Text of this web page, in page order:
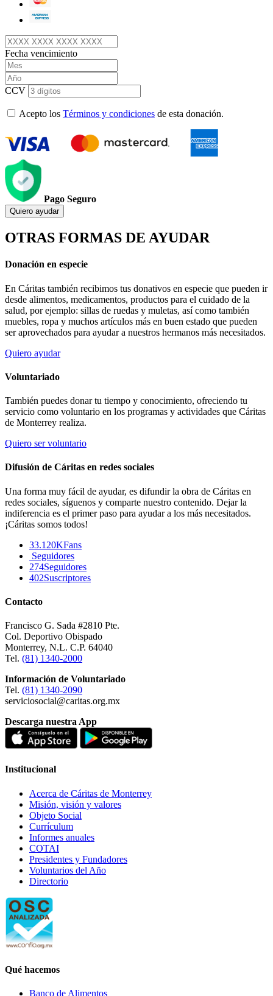
Fecha vencimiento
CCV
Acepto los Términos y condiciones de esta donación.
Pago Seguro
Quiero ayudar
OTRAS FORMAS DE AYUDAR
Donación en especie
En Cáritas también recibimos tus donativos en especie que pueden ir
desde alimentos, medicamentos, productos para el cuidado de la
salud, por ejemplo: sillas de ruedas y muletas, así como también
muebles, ropa y muchos artículos más en buen estado que pueden
ser aprovechados para ayudar a nuestros hermanos más necesitados.
Quiero ayudar
Voluntariado
También puedes donar tu tiempo y conocimiento, ofreciendo tu
servicio como voluntario en los programas y actividades que Cáritas
de Monterrey realiza.
Quiero ser voluntario
Difusión de Cáritas en redes sociales
Una forma muy fácil de ayudar, es difundir la obra de Cáritas en
redes sociales, síguenos y comparte nuestro contenido. Dejar la
indiferencia es el primer paso para ayudar a los más necesitados.
¡Cáritas somos todos!
33.120KFans
Seguidores
274Seguidores
402Suscriptores
Contacto
Francisco G. Sada #2810 Pte.
Col. Deportivo Obispado
Monterrey, N.L. C.P. 64040
Tel. (81) 1340-2000
Información de Voluntariado
Tel. (81) 1340-2090
serviciosocial@caritas.org.mx
Descarga nuestra App
Institucional
Acerca de Cáritas de Monterrey
Misión, visión y valores
Objeto Social
Currículum
Informes anuales
COTAI
Presidentes y Fundadores
Voluntarios del Año
Directorio
Qué hacemos
Banco de Alimentos